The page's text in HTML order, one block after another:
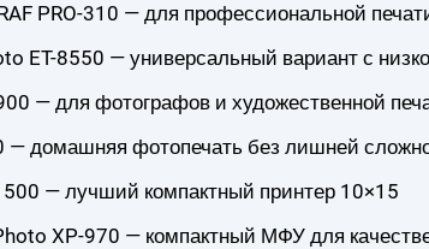
PRO-310 — для профессиональной
ET-8550 — универсальный вариант с
— для фотографов и художественной
— домашняя фотопечать без лишней
— лучший компактный принтер 10×15
XP-970 — компактный МФУ для